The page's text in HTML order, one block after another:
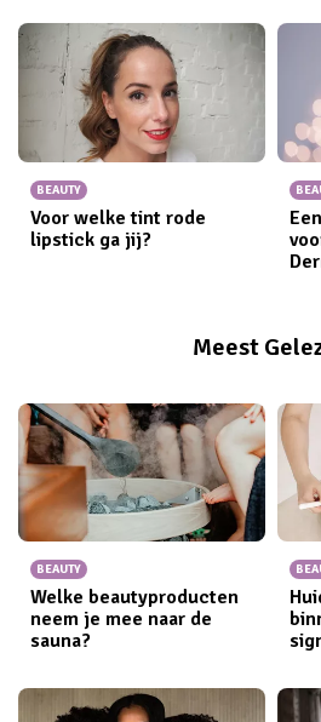
BEAUTY
Voor welke tint rode
lipstick ga jij?
Meest
BEAUTY
Welke beautyproducten
neem je mee naar de
sauna?